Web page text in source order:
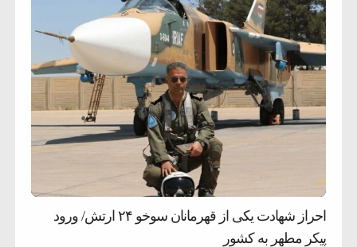
احراز شهادت یکی از قهرمانان سوخو ۲۴ ارتش/ ورود
پیکر مطهر به کشور